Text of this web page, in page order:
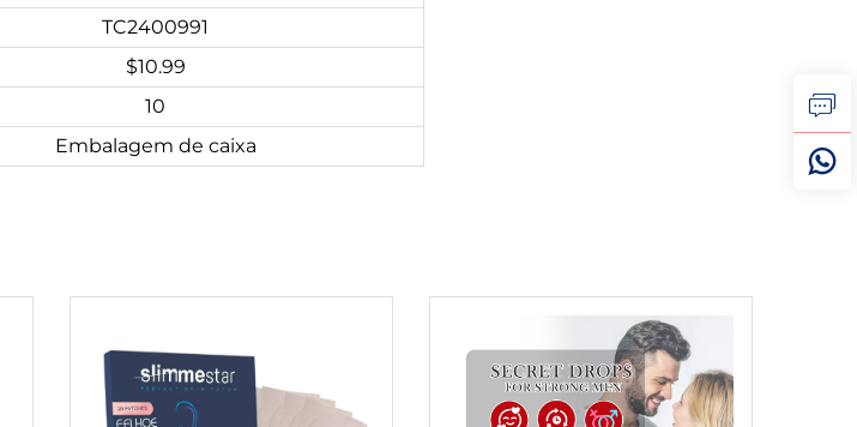
TC2400991
$10.99
10
Embalagem de caixa